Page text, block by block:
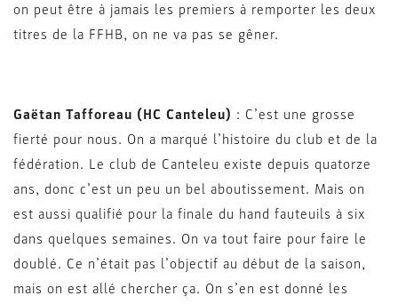
on peut être à jamais les premiers à remporter les deux
titres de la FFHB, on ne va pas se gêner.
Gaëtan Tafforeau (HC Canteleu) : C’est une grosse
fierté pour nous. On a marqué l’histoire du club et de la
fédération. Le club de Canteleu existe depuis quatorze
ans, donc c’est un peu un bel aboutissement. Mais on
est aussi qualifié pour la finale du hand fauteuils à six
dans quelques semaines. On va tout faire pour faire le
doublé. Ce n’était pas l’objectif au début de la saison,
mais on est allé chercher ça. On s’en est donné les